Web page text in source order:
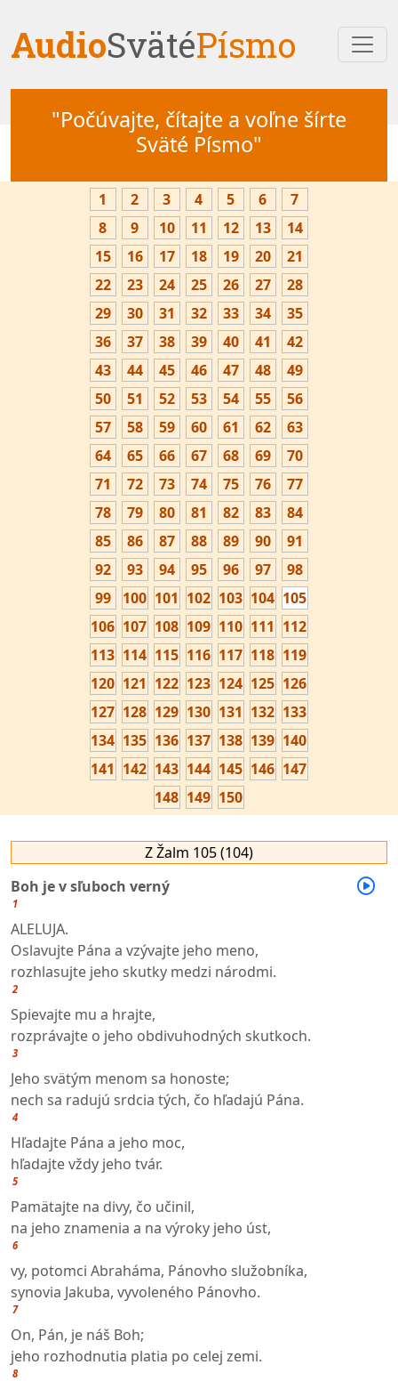
AudioSvätéPísmo
"Počúvajte, čítajte a voľne šírte
Sväté Písmo"
1 2 3 4 5 6
7
8
9 10 11 12 13
14
15
16 17 18 19 20
21
22
23 24 25 26 27
28
29
30 31 32 33 34
35
36
37 38 39 40 41
42
43
44 45 46 47 48
49
50
51 52 53 54 55
56
57
58 59 60 61 62
63
64
65 66 67 68 69
70
71
72 73 74 75 76
77
78
79 80 81 82 83
84
85
86 87 88 89 90
91
92
93 94 95 96 97
98
99
100 101 102 103 104 105
106 107 108 109 110 111 112
113 114 115 116 117 118 119
120 121 122 123 124 125 126
127 128 129 130 131 132 133
134 135 136 137 138 139 140
141 142 143 144 145 146 147
148 149 150
Z Žalm 105 (104)
Boh je v sľuboch verný
1
ALELUJA.
Oslavujte Pána a vzývajte jeho meno,
rozhlasujte jeho skutky medzi národmi.
2
Spievajte mu a hrajte,
rozprávajte o jeho obdivuhodných skutkoch.
3
Jeho svätým menom sa honoste;
nech sa radujú srdcia tých, čo hľadajú Pána.
4
Hľadajte Pána a jeho moc,
hľadajte vždy jeho tvár.
5
Pamätajte na divy, čo učinil,
na jeho znamenia a na výroky jeho úst,
6
vy, potomci Abraháma, Pánovho služobníka,
synovia Jakuba, vyvoleného Pánovho.
7
On, Pán, je náš Boh;
jeho rozhodnutia platia po celej zemi.
8